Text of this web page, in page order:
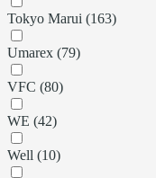
Tokyo Marui (163)
Umarex (79)
VFC (80)
WE (42)
Well (10)